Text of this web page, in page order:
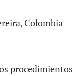
Colombia
procedimientos